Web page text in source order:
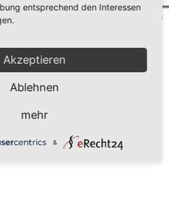
vicon
entsprechend den Interessen
Akzeptieren
Ablehnen
mehr
&